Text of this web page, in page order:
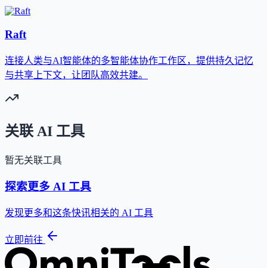
Raft
连接人类与AI智能体的多智能体协作工作区，提供持久记忆
与共享上下文，让团队高效共建。
关联 AI 工具
暂无关联工具
探索更多 AI 工具
发现更多和这条快讯相关的 AI 工具
立即前往